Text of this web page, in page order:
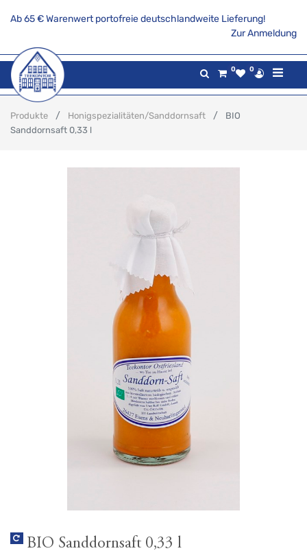
Ab 65 € Warenwert portofreie deutschlandweite Lieferung!
Zur Anmeldung
0 0
Produkte Honigspezialitäten/Sanddornsaft
BIO
Sanddornsaft 0,33 l
BIO Sanddornsaft 0,33 l